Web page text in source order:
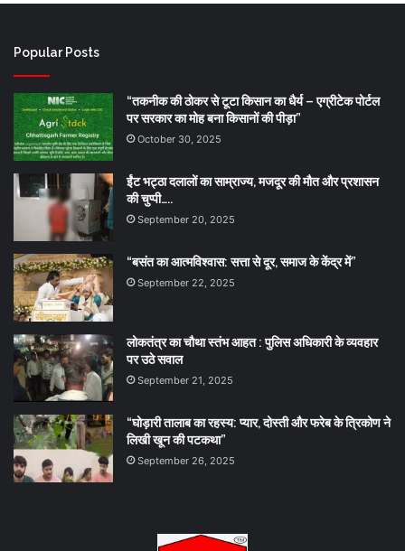
Popular Posts
“तकनीक की ठोकर से टूटा किसान का धैर्य – एग्रीटेक पोर्टल
पर सरकार का मोह बना किसानों की पीड़ा”
October 30, 2025
ईंट भट्ठा दलालों का साम्राज्य, मजदूर की मौत और प्रशासन
की चुप्पी…..
September 20, 2025
“बसंत का आत्मविश्वास: सत्ता से दूर, समाज के केंद्र में”
September 22, 2025
लोकतंत्र का चौथा स्तंभ आहत : पुलिस अधिकारी के व्यवहार
पर उठे सवाल
September 21, 2025
“घोड़ारी तालाब का रहस्य: प्यार, दोस्ती और फरेब के त्रिकोण ने
लिखी खून की पटकथा”
September 26, 2025